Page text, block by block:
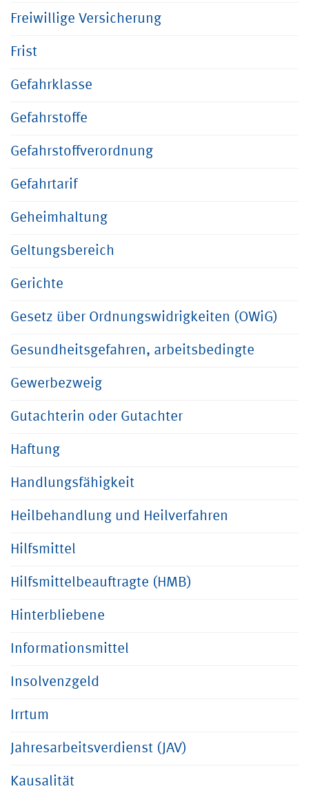
Freiwillige Versicherung
Frist
Gefahrklasse
Gefahrstoffe
Gefahrstoffverordnung
Gefahrtarif
Geheimhaltung
Geltungsbereich
Gerichte
Gesetz über Ordnungswidrigkeiten (OWiG)
Gesundheitsgefahren, arbeitsbedingte
Gewerbezweig
Gutachterin oder Gutachter
Haftung
Handlungsfähigkeit
Heilbehandlung und Heilverfahren
Hilfsmittel
Hilfsmittelbeauftragte (HMB)
Hinterbliebene
Informationsmittel
Insolvenzgeld
Irrtum
Jahresarbeitsverdienst (JAV)
Kausalität